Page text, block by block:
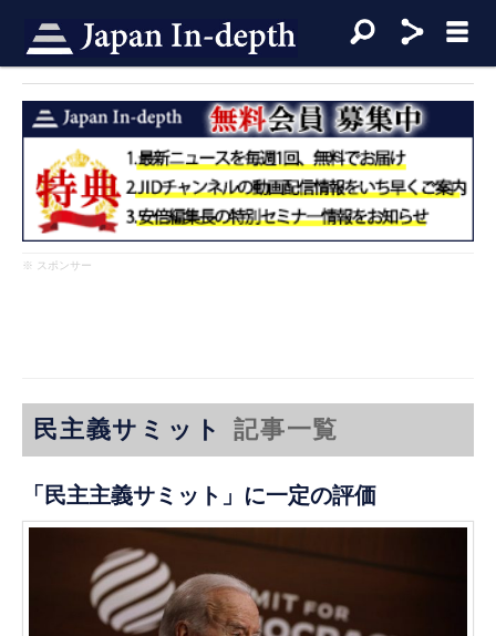
※ スポンサー
民主義サミット 記事一覧
「民主主義サミット」に一定の評価